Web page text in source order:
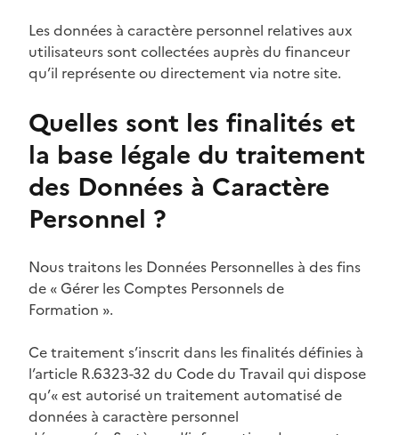
Les données à caractère personnel relatives aux
utilisateurs sont collectées auprès du financeur
qu’il représente ou directement via notre site.
Quelles sont les finalités et
la base légale du traitement
des Données à Caractère
Personnel ?
Nous traitons les Données Personnelles à des fins
de « Gérer les Comptes Personnels de
Formation ».
Ce traitement s’inscrit dans les finalités définies à
l’article R.6323-32 du Code du Travail qui dispose
qu’« est autorisé un traitement automatisé de
données à caractère personnel